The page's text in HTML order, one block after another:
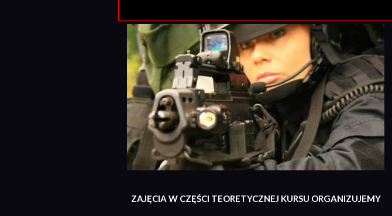
ZAJĘCIA W CZĘŚCI TEORETYCZNEJ KURSU ORGANIZUJEMY